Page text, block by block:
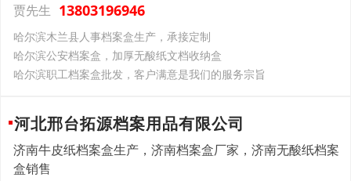
贾先生 13803196946
哈尔滨木兰县人事档案盒生产，承接定制
哈尔滨公安档案盒，加厚无酸纸文档收纳盒
哈尔滨职工档案盒批发，客户满意是我们的服务宗旨
河北邢台拓源档案用品有限公司
济南牛皮纸档案盒生产，济南档案盒厂家，济南无酸纸档案
盒销售